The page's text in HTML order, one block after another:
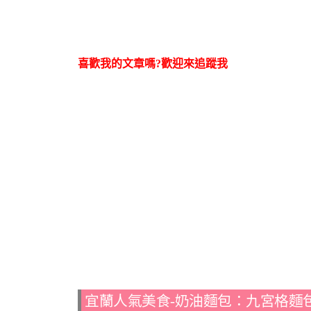
喜歡我的文章嗎?歡迎來追蹤我
宜蘭人氣美食-奶油麵包：九宮格麵